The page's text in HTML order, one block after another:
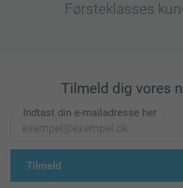
Førsteklasses
Tilmeld dig vores
Indtast din e-mailadresse her
Tilmeld